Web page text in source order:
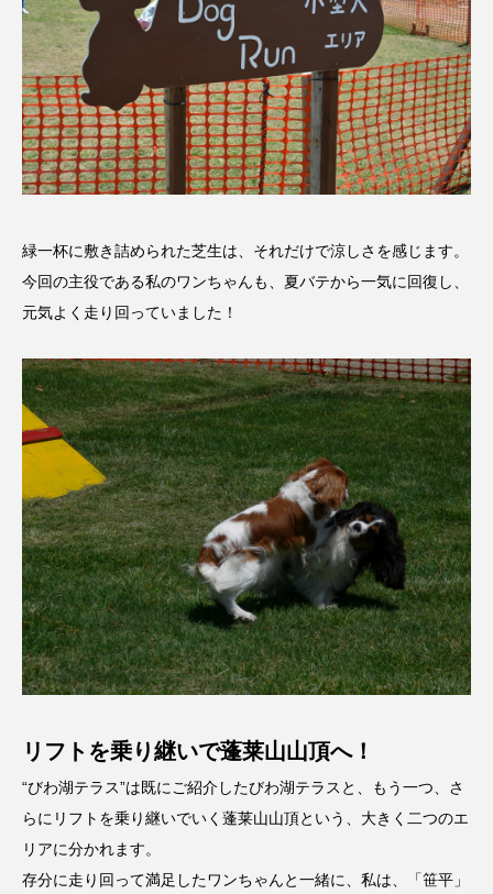
緑一杯に敷き詰められた芝生は、それだけで涼しさを感じます。
今回の主役である私のワンちゃんも、夏バテから一気に回復し、
元気よく走り回っていました！
リフトを乗り継いで蓬莱山山頂へ！
“びわ湖テラス”は既にご紹介したびわ湖テラスと、もう一つ、さ
らにリフトを乗り継いでいく蓬莱山山頂という、大きく二つのエ
リアに分かれます。
存分に走り回って満足したワンちゃんと一緒に、私は、「笹平」